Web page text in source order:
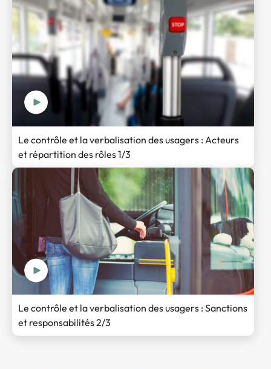
Le contrôle et la verbalisation des usagers : Acteurs
et répartition des rôles 1/3
Le contrôle et la verbalisation des usagers : Sanctions
et responsabilités 2/3